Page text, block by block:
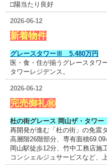
□陽当たり良好
2026-06-12
新着物件
グレースタワーⅢ 5,480万円
医・食・住が揃うグレースタワ
タワーレジデンス。
2026-06-12
完売御礼㊗
杜の街グレース 岡山ザ・タワ
再開発が進む「杜の街」の免震
高層階26階部分、専有面積69.09
岡山駅徒歩12分、竹中工務店施
コンシェルジュサービスなど、